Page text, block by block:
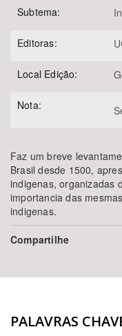
Subtema:
Editoras:
Local Edição:
Nota:
Faz um breve
Brasil desde 1500,
indigenas, organizadas
importancia das
indigenas.
Compartilhe
PALAVRAS